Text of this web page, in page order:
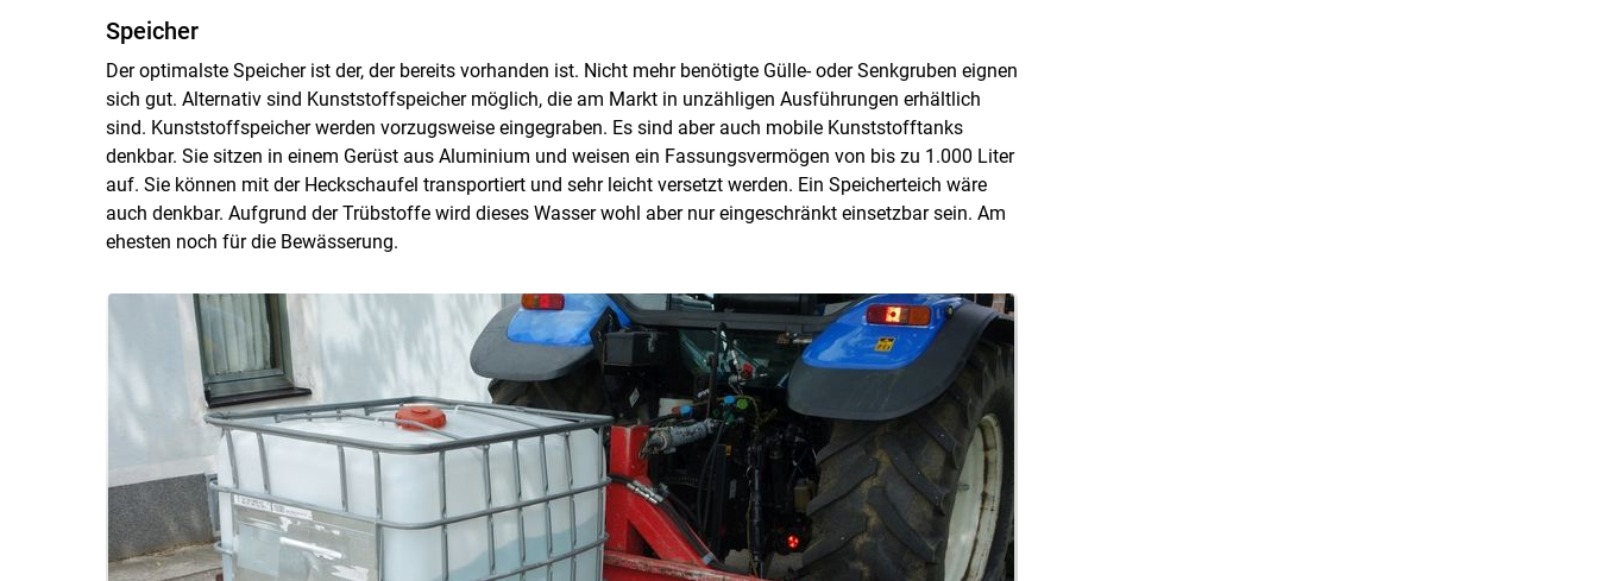
Speicher
Der optimalste Speicher ist der, der bereits vorhanden ist. Nicht mehr benötigte Gülle- oder Senkgruben eignen
sich gut. Alternativ sind Kunststoffspeicher möglich, die am Markt in unzähligen Ausführungen erhältlich
sind. Kunststoffspeicher werden vorzugsweise eingegraben. Es sind aber auch mobile Kunststofftanks
denkbar. Sie sitzen in einem Gerüst aus Aluminium und weisen ein Fassungsvermögen von bis zu 1.000 Liter
auf. Sie können mit der Heckschaufel transportiert und sehr leicht versetzt werden. Ein Speicherteich wäre
auch denkbar. Aufgrund der Trübstoffe wird dieses Wasser wohl aber nur eingeschränkt einsetzbar sein. Am
ehesten noch für die Bewässerung.